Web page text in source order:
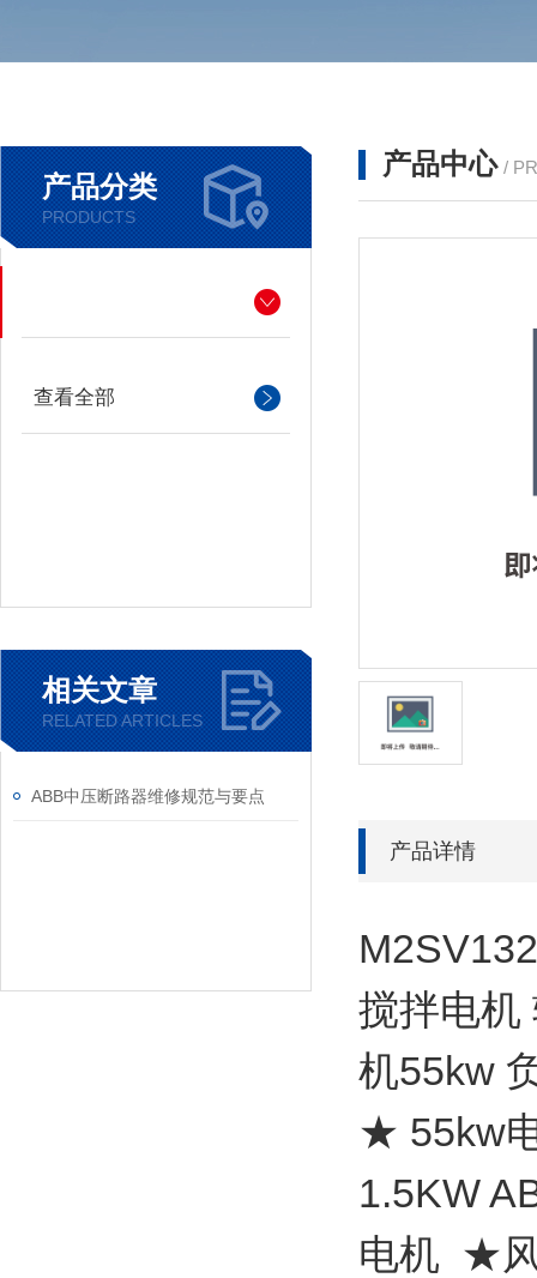
产品分类
PRODUCTS
查看全部
相关文章
RELATED ARTICLES
ABB中压断路器维修规范与要点
产品中心 /
产品详情
搅拌电
机55kw
★ 55kw
1.5KW
电机 ★风